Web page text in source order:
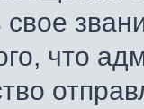
свое
что